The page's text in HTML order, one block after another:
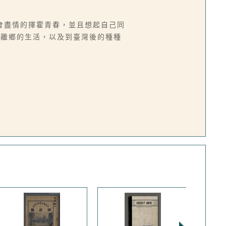
情的揮霍青春，並且想起自己同
鄉的生活，以及到臺灣後的種種